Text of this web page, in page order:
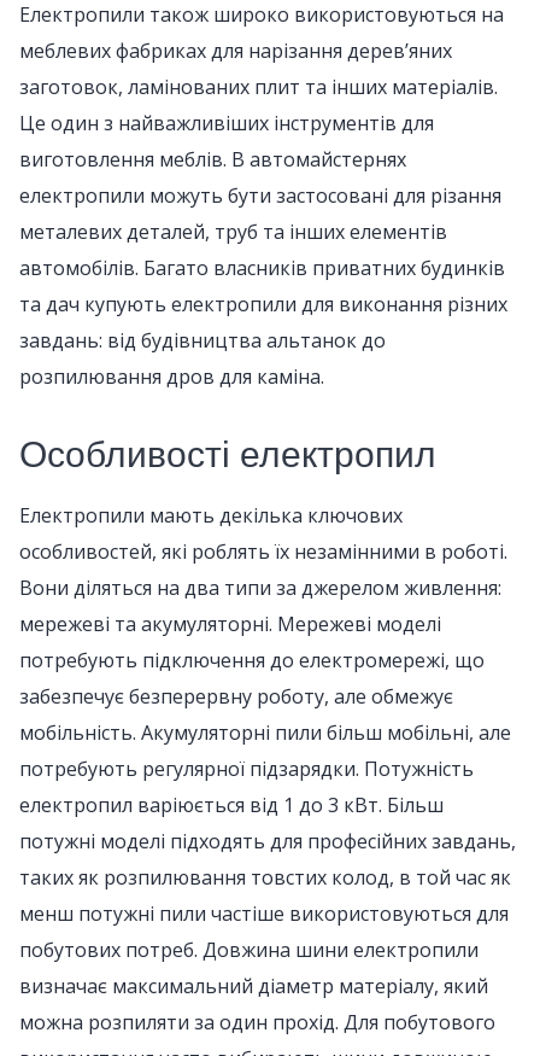
Електропили також широко використовуються на
меблевих фабриках для нарізання дерев’яних
заготовок, ламінованих плит та інших матеріалів.
Це один з найважливіших інструментів для
виготовлення меблів. В автомайстернях
електропили можуть бути застосовані для різання
металевих деталей, труб та інших елементів
автомобілів. Багато власників приватних будинків
та дач купують електропили для виконання різних
завдань: від будівництва альтанок до
розпилювання дров для каміна.
Особливості електропил
Електропили мають декілька ключових
особливостей, які роблять їх незамінними в роботі.
Вони діляться на два типи за джерелом живлення:
мережеві та акумуляторні. Мережеві моделі
потребують підключення до електромережі, що
забезпечує безперервну роботу, але обмежує
мобільність. Акумуляторні пили більш мобільні, але
потребують регулярної підзарядки. Потужність
електропил варіюється від 1 до 3 кВт. Більш
потужні моделі підходять для професійних завдань,
таких як розпилювання товстих колод, в той час як
менш потужні пили частіше використовуються для
побутових потреб. Довжина шини електропили
визначає максимальний діаметр матеріалу, який
можна розпиляти за один прохід. Для побутового